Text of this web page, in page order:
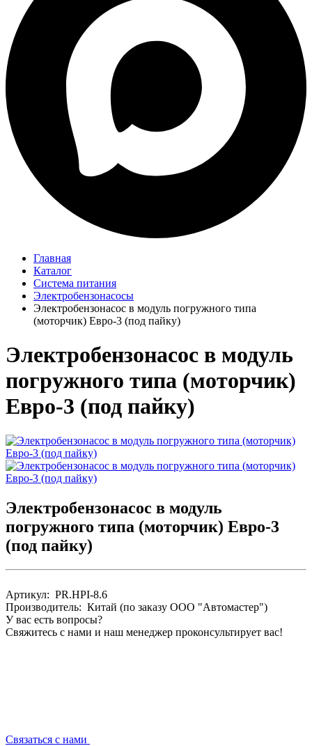
Главная
Каталог
Система питания
Электробензонасосы
Электробензонасос в модуль погружного типа
(моторчик) Евро-3 (под пайку)
Электробензонасос в модуль
погружного типа (моторчик)
Евро-3 (под пайку)
Электробензонасос в модуль
погружного типа (моторчик) Евро-3
(под пайку)
Артикул: PR.HPI-8.6
Производитель: Китай (по заказу ООО "Автомастер")
У вас есть вопросы?
Свяжитесь с нами и наш менеджер проконсультирует вас!
Связаться с нами